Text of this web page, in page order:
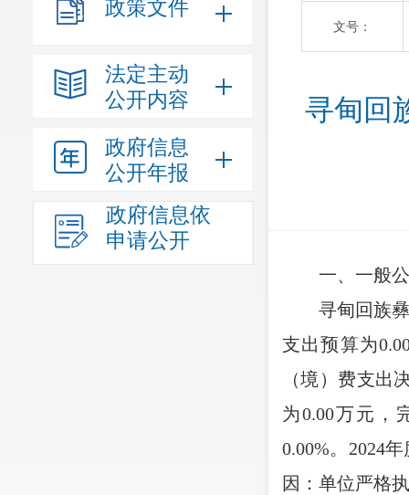
政策文件
法定主动
公开内容
政府信息
公开年报
政府信息依
申请公开
文号：
寻甸回
一、一般
寻甸回族
支出预算为
（境）费支出
为0.00万元，
0.00%。 2024年
因 ：单位严格